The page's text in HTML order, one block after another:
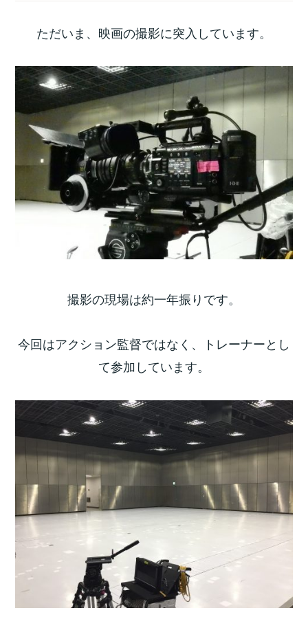
ただいま、映画の撮影に突入しています。
撮影の現場は約一年振りです。
今回はアクション監督ではなく、トレーナーとし
て参加しています。